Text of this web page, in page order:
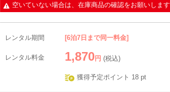
空いていない場合は、在庫商品の確認をお願いします
レンタル期間 [6泊7日まで同一料金]
レンタル料金 1,870 円 (税込)
獲得予定ポイント 18 pt